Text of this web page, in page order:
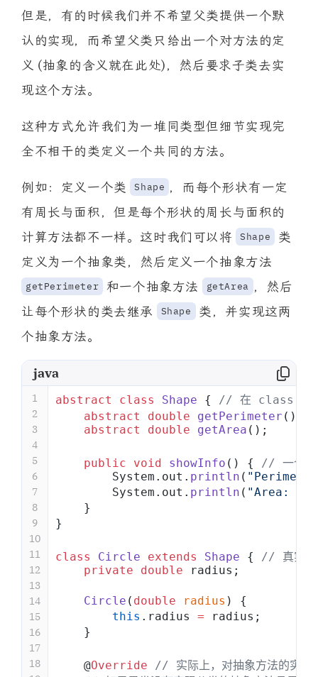
但是，有的时候我们并不希望父类提供一个默
认的实现，而希望父类只给出一个对方法的定
义 (抽象的含义就在此处)，然后要求子类去实
现这个方法。
这种方式允许我们为一堆同类型但细节实现完
全不相干的类定义一个共同的方法。
例如：定义一个类 Shape ，而每个形状有一定
有周长与面积，但是每个形状的周长与面积的
计算方法都不一样。这时我们可以将
Shape
类
定义为一个抽象类，然后定义一个抽象方法
getPerimeter 和一个抽象方法 getArea ，然后
让每个形状的类去继承
Shape
类，并实现这两
个抽象方法。
java
abstract class Shape { // 在 class 关键
    abstract
double getPerimeter ();
    abstract
double getArea ();
    public
void showInfo () { // 一个抽
        System.out.
println (
        System.out.
println ( "Area: "
    }
}
class Circle extends Shape { // 真实且
    private
double radius;
    Circle
( double radius ) {
        this
.radius = radius;
    }
    @
Override // 实际上，对抽象方法的实现
1
2
3
4
5
6
7
8
9
10
11
12
13
14
15
16
17
18